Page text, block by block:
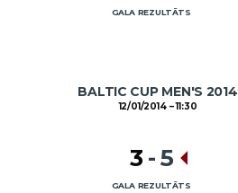
GALA REZULTĀTS
BALTIC CUP MEN'S 2014
12/01/2014 11:30
3 -5
GALA REZULTĀTS